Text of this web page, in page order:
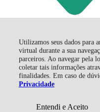
Utilizamos seus dados para
virtual durante a sua
parceiros. Ao navegar pela
coletar tais informações
finalidades. Em caso de
Privacidade
Entendi e Aceito
Corremol Comércio de
Gabriel Zanette - 665 -
Corremol - 2026